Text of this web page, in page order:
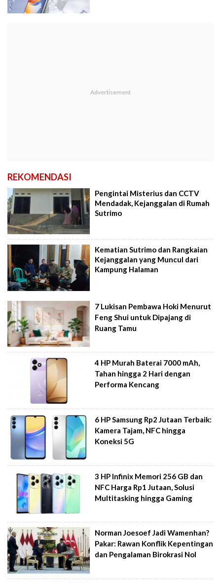
REKOMENDASI
Pengintai Misterius dan CCTV
Mendadak, Kejanggalan di Rumah
Sutrimo
Kematian Sutrimo dan Rangkaian
Kejanggalan yang Muncul dari
Kampung Halaman
7 Lukisan Pembawa Hoki Menurut
Feng Shui untuk Dipajang di
Ruang Tamu
4 HP Murah Baterai 7000 mAh,
Tahan hingga 2 Hari dengan
Performa Kencang
6 HP Samsung Rp2 Jutaan Terbaik:
Kamera Tajam, NFC hingga
Koneksi 5G
3 HP Infinix Memori 256 GB dan
NFC Harga Rp1 Jutaan, Solusi
Multitasking hingga Gaming
Norman Joesoef Jadi Wamenhan?
Pakar: Rawan Konflik Kepentingan
dan Pengalaman Birokrasi Nol